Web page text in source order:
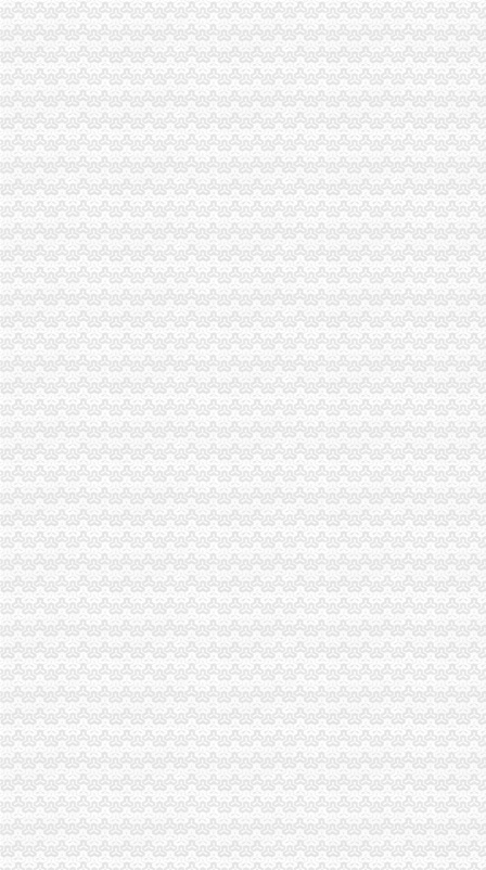
滨湖会计审计：江舒勤在滨湖区万达广场周边代办公司营业执照代账经
重庆会计培训,重庆会计从业资格培训,重庆会计上岗证培训,重庆会
南岸区代账公司流程
财务记账公司_财务记账厂家_公司黄页-阿里巴巴
百业网_为企业,做推广
爱尔眼科院集团股份有限公司2014年年度报告
重庆渝中区南岸区大渡口区社保代办-钱眼产品
重庆会计记账_会计记账代理公司_财务税务记账_会计记账价格表-重庆
重庆代账公司
会计代账咨询公司企业网站_重庆米卓网络公司
重庆政全工商咨询有限公司---代办工商执照、建筑资质、验资、增
常见问题_重庆工商执照代办-重庆乐享凯信代理记账有限公司
重庆公司代理记账||重庆企业代理记账-联系我们
大账房发布π战略连接小微企业和代账公司_商业频道_凤凰网
南岸区代账公司
【重庆一六八财务咨询有限公司_注册200、代账200、可提供地址！】-
湖北-黄石-商家黄页-网上114
50充值厂家_50充值厂家/公司-阿里巴巴公司黄页
重庆黑向区县延伸：市交管局局长陈洪刚落马
会计代账记账_会计代账记账价格_优质会计代账记账批发/采购商机-